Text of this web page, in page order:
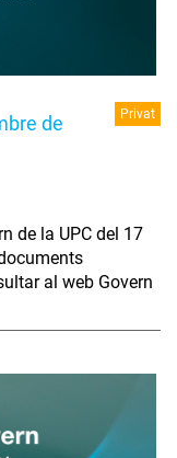
de
Privat
de la UPC del 17
al web Govern